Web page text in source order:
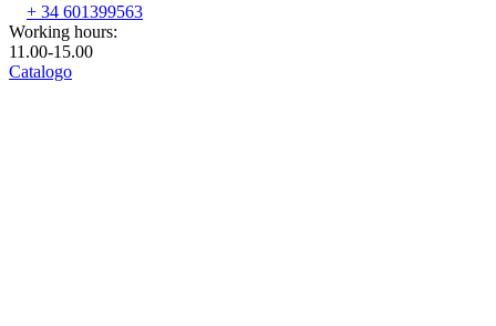
+ 34 601399563
Working hours:
11.00-15.00
Catalogo